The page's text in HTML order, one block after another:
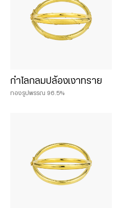
กำไลกลมปล้องเงาทราย
ทองรูปพรรณ 96.5%